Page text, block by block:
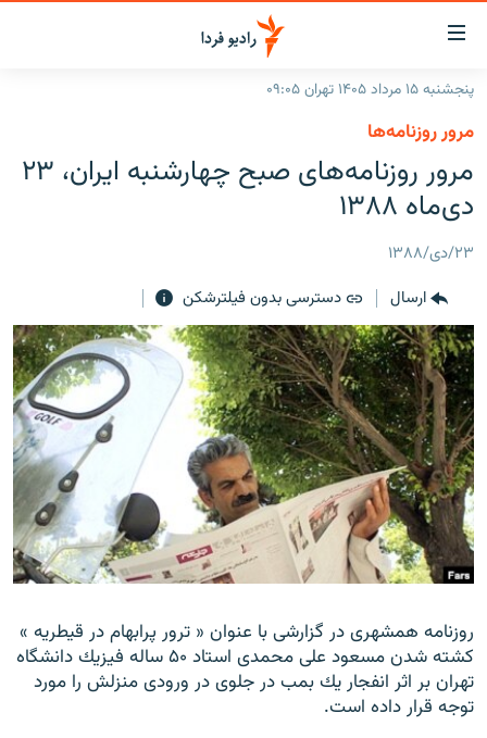
لینک‌های
قابلیت
دسترسی
بازگشت
منوی
اصلی
رفتن
صفحه
جستجو
جهان
برنامه‌های رادیویی
فرکانس‌ها
پادکست
چندرسانه‌ای
گزارش‌های تصویری
گزارش‌های ویدئویی
زنان فردا
English
به ما بپیوندید
پنجشنبه ۱۵ مرداد ۱۴۰۵ تهران ۰۹:۰۵
مرور روزنامه‌ها
مرور روزنامه‌هاى صبح چهارشنبه ايران، ۲۳
دی‌ماه ۱۳۸۸
۲۳/دی/۱۳۸۸
ارسال
دسترسی بدون فیلترشکن
روزنامه همشهرى در گزارشى با عنوان « ترور پرابهام در قيطريه »
كشته شدن مسعود على محمدى استاد ۵۰ ساله فيزيك دانشگاه
تهران بر اثر انفجار يك بمب در جلوى در ورودى منزلش را مورد
توجه قرار داده است.